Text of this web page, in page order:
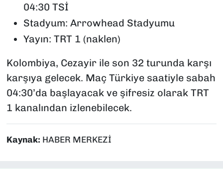
04:30 TSİ
Stadyum: Arrowhead Stadyumu
Yayın: TRT 1 (naklen)
Kolombiya, Cezayir ile son 32 turunda karşı
karşıya gelecek. Maç Türkiye saatiyle sabah
04:30’da başlayacak ve şifresiz olarak TRT
1 kanalından izlenebilecek.
Kaynak: HABER MERKEZİ